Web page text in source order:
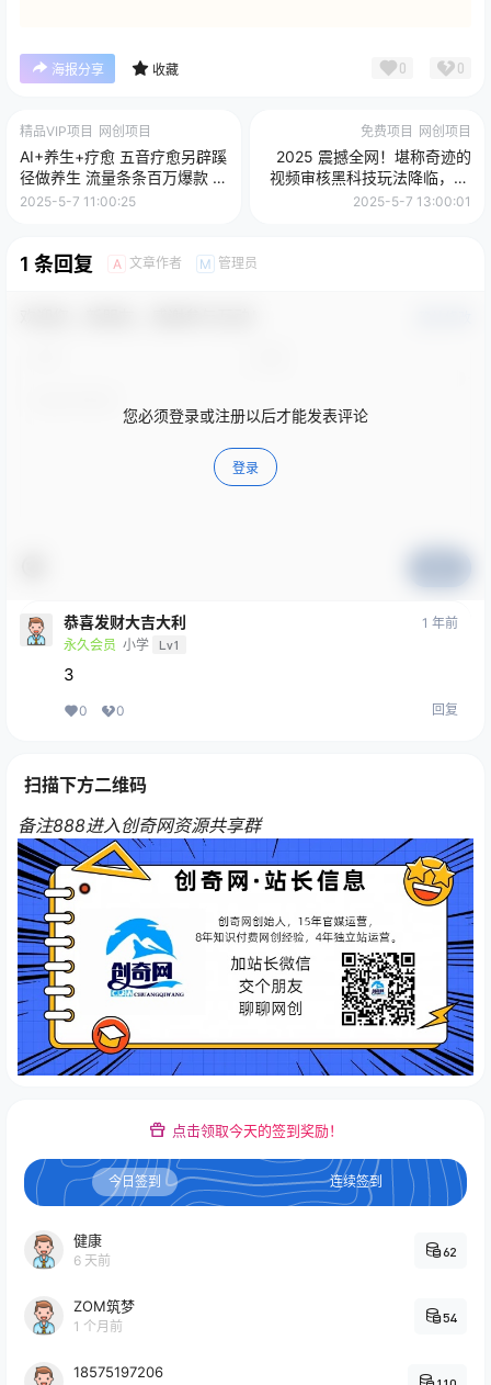
海报分享 收藏 0 0
精品VIP项目 网创项目
AI+养生+疗愈 五音疗愈另辟蹊
径做养生 流量条条百万爆款 十
条视频涨粉7万 小白三分钟学
2025-5-7 11:00:25
免费项目 网创项目
2025 震撼全网！堪称奇迹的
视频审核黑科技玩法降临，10
秒闪电出单，全天不限量疯狂
2025-5-7 13:00:01
1 条回复 A 文章作者 M 管理员
您必须登录或注册以后才能发表评论
登录
恭喜发财大吉大利
永久会员 小学 Lv1
1 年前
3
0 0 回复
扫描下方二维码
备注888进入创奇网资源共享群
点击领取今天的签到奖励！
今日签到 连续签到
健康
6 天前
62
ZOM筑梦
1 个月前
54
18575197206